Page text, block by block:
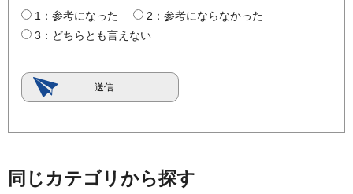
1：参考になった
2：参考にならなかった
3：どちらとも言えない
同じカテゴリから探す